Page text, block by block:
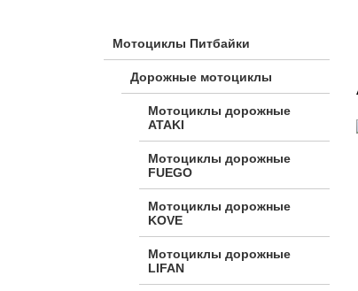
Мотоциклы Питбайки
Дорожные мотоциклы
Мотоциклы дорожные
ATAKI
Мотоциклы дорожные
FUEGO
Мотоциклы дорожные
KOVE
Мотоциклы дорожные
LIFAN